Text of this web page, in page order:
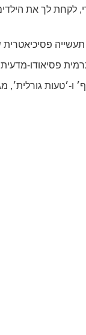
לקחת לך את
של 330 מיליארד
ו-׳טעות